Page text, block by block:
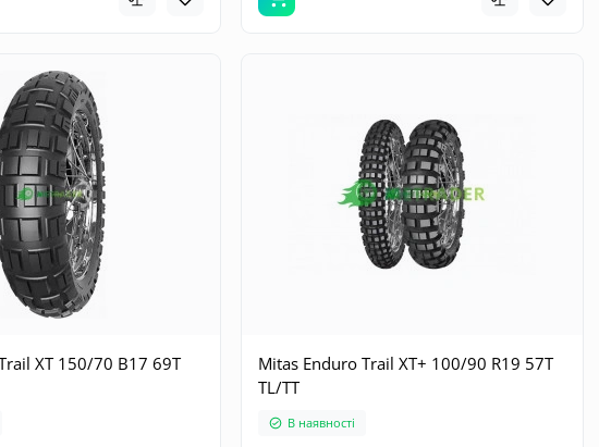
XT 150/70 B17 69T
Mitas Enduro Trail XT+ 100/90 R19 57T
TL/TT
В наявності